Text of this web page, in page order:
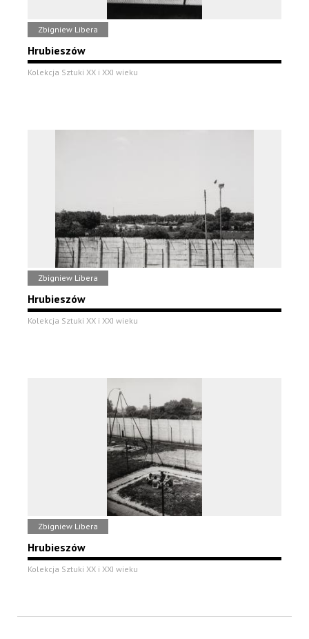
Zbigniew Libera
Hrubieszów
Kolekcja Sztuki XX i XXI wieku
Zbigniew Libera
Hrubieszów
Kolekcja Sztuki XX i XXI wieku
Zbigniew Libera
Hrubieszów
Kolekcja Sztuki XX i XXI wieku